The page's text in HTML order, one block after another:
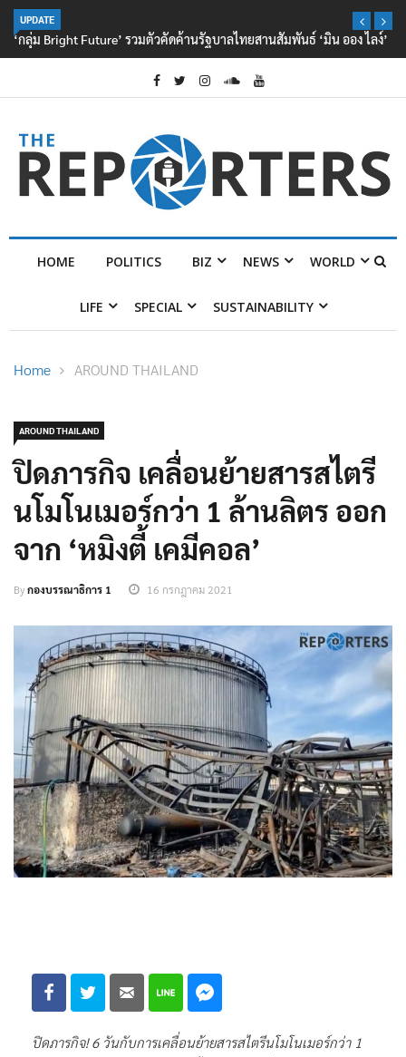
UPDATE
‘กลุ่ม Bright Future’ รวมตัวคัดค้านรัฐบาลไทยสานสัมพันธ์ ‘มิน ออง ไลง์’
HOME POLITICS BIZ NEWS WORLD
LIFE SPECIAL SUSTAINABILITY
Home AROUND THAILAND
AROUND THAILAND
ปิดภารกิจ เคลื่อนย้ายสารสไตรี
นโมโนเมอร์กว่า 1 ล้านลิตร ออก
จาก ‘หมิงตี้ เคมีคอล’
Byกองบรรณาธิการ 1 16 กรกฎาคม 2021
ปิดภารกิจ! 6 วันกับการเคลื่อนย้ายสารสไตรีนโมโนเมอร์กว่า 1